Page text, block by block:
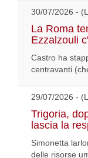
30/07/2026 -
La Roma
Ezzalzouli
Castro ha
centravanti
29/07/2026 -
Trigoria,
lascia la
Simonetta
delle risorse